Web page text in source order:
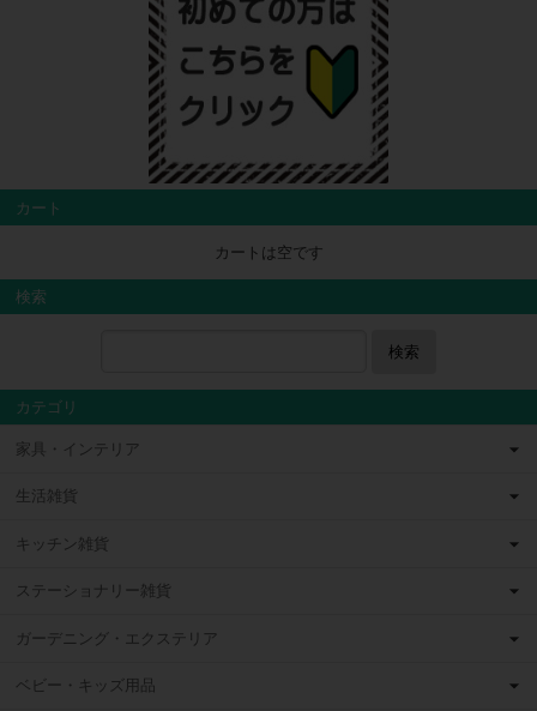
カート
カートは空です
検索
検索
カテゴリ
家具・インテリア
生活雑貨
キッチン雑貨
ステーショナリー雑貨
ガーデニング・エクステリア
ベビー・キッズ用品